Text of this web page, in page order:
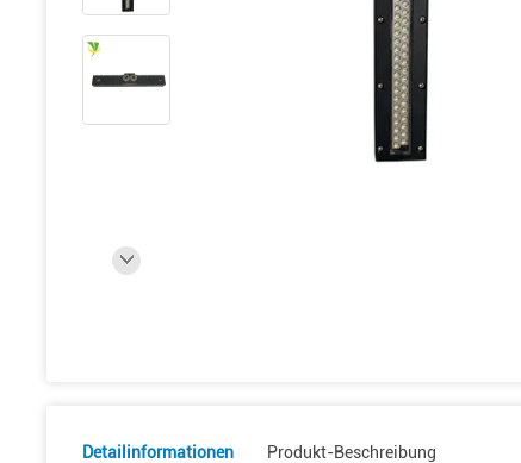
Detailinformationen Produkt-Beschreibung